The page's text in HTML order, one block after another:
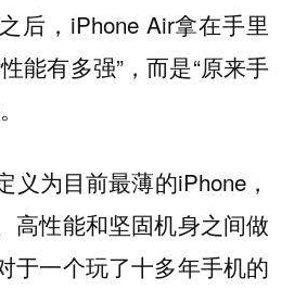
后，iPhone Air拿在手里
能有多强”，而是“原来手
义为目前最薄的iPhone，
高性能和坚固机身之间做
于一个玩了十多年手机的